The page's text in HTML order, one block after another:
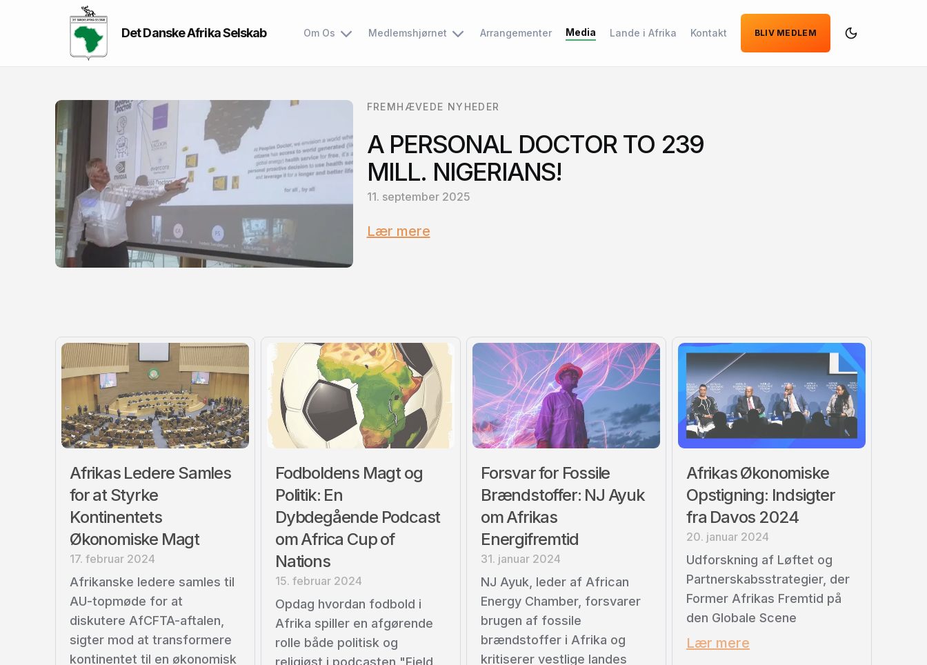
Det Danske Afrika Selskab Om Os Medlemshjørnet Arrangementer Media Lande i Afrika Kontakt BLIV MEDLEM
FREMHÆVEDE NYHEDER
A PERSONAL DOCTOR TO 239
MILL. NIGERIANS!
11. september 2025
Lær mere
Afrikas Ledere Samles
for at Styrke
Kontinentets
Økonomiske Magt
17. februar 2024
Afrikanske ledere samles til
AU-topmøde for at
diskutere AfCFTA-aftalen,
sigter mod at transformere
kontinentet til en økonomisk
Fodboldens Magt og
Politik: En
Dybdegående Podcast
om Africa Cup of
Nations
15. februar 2024
Opdag hvordan fodbold i
Afrika spiller en afgørende
rolle både politisk og
religiøst i podcasten "Field
Forsvar for Fossile
Brændstoffer: NJ Ayuk
om Afrikas
Energifremtid
31. januar 2024
NJ Ayuk, leder af African
Energy Chamber, forsvarer
brugen af fossile
brændstoffer i Afrika og
kritiserer vestlige landes
Afrikas Økonomiske
Opstigning: Indsigter
fra Davos 2024
20. januar 2024
Udforskning af Løftet og
Partnerskabsstrategier, der
Former Afrikas Fremtid på
den Globale Scene
Lær mere